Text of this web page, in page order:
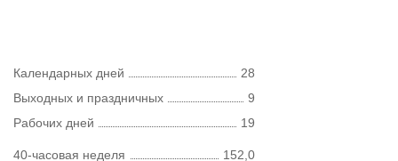
Календарных дней
28
Выходных и праздничных
9
Рабочих дней
19
40-часовая неделя
152,0